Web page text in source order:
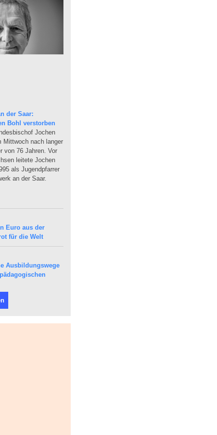
der Saar:
Bohl verstorben
Jochen
Mittwoch nach langer
von 76 Jahren. Vor
leitete Jochen
als Jugendpfarrer
an der Saar.
Euro aus der
für die Welt
Ausbildungswege